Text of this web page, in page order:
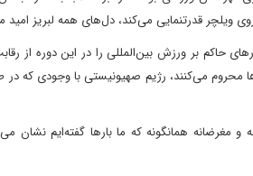
ویلچر قدرتنمایی می‌کند، دل‌های همه لبریز
حاکم بر ورزش بین‌المللی را در این دوره از
و مغرضانه همانگونه که ما بارها گفته‌ایم